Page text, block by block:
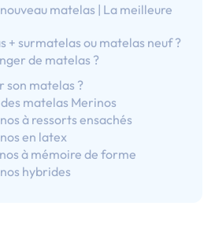
matelas | La meilleure
+ surmatelas ou matelas neuf ?
de matelas ?
son matelas ?
matelas Merinos
à ressorts ensachés
en latex
à mémoire de forme
hybrides